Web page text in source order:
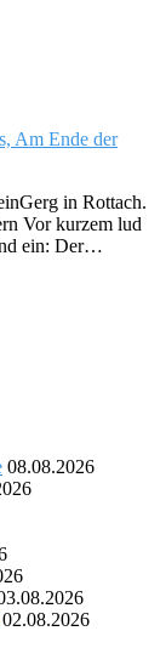
in Rottach.
Vor kurzem lud
ein: Der…
08.08.2026
02.08.2026